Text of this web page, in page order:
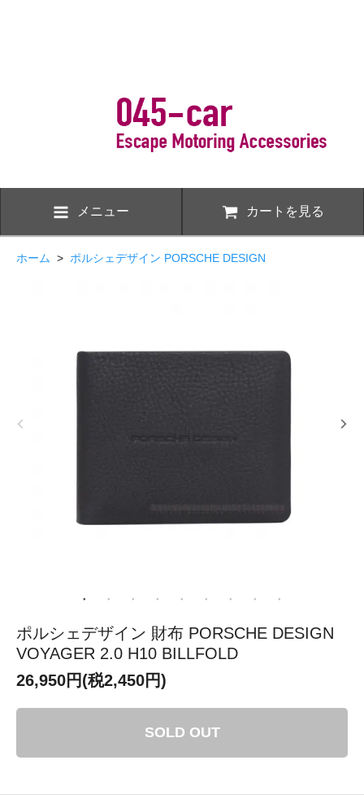
メニュー カートを見る
ホーム > ポルシェデザイン PORSCHE DESIGN
ポルシェデザイン 財布 PORSCHE DESIGN
VOYAGER 2.0 H10 BILLFOLD
26,950円(税2,450円)
SOLD OUT